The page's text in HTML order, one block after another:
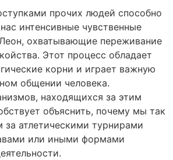
прочих людей способно
интенсивные чувственные
охватывающие переживание
Этот процесс обладает
корни и играет важную
общении человека.
находящихся за этим
объяснить, почему мы так
за атлетическими турнирами
или иными формами